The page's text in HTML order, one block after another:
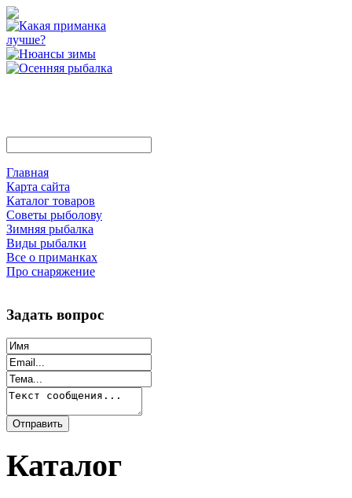
Главная
Карта сайта
Каталог товаров
Советы рыболову
Зимняя рыбалка
Виды рыбалки
Все о приманках
Про снаряжение
Задать вопрос
Каталог